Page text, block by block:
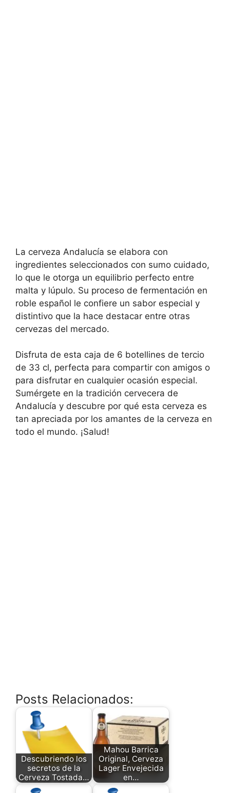
La cerveza Andalucía se elabora con
ingredientes seleccionados con sumo cuidado,
lo que le otorga un equilibrio perfecto entre
malta y lúpulo. Su proceso de fermentación en
roble español le confiere un sabor especial y
distintivo que la hace destacar entre otras
cervezas del mercado.
Disfruta de esta caja de 6 botellines de tercio
de 33 cl, perfecta para compartir con amigos o
para disfrutar en cualquier ocasión especial.
Sumérgete en la tradición cervecera de
Andalucía y descubre por qué esta cerveza es
tan apreciada por los amantes de la cerveza en
todo el mundo. ¡Salud!
Posts Relacionados:
Descubriendo los
secretos de la
Cerveza Tostada…
Mahou Barrica
Original, Cerveza
Lager Envejecida
en…